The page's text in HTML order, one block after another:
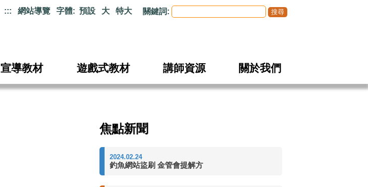
::: 網站導覽 字體: 預設 大 特大 關鍵詞:
宣導教材 遊戲式教材 講師資源 關於我們
焦點新聞
2024.02.24
釣魚網站盜刷 金管會提解方